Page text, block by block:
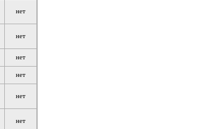
нет
нет
нет
нет
нет
нет